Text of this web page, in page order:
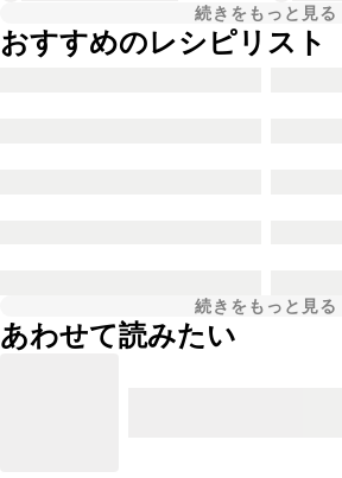
続きをもっと見る
おすすめのレシピリスト
続きをもっと見る
あわせて読みたい